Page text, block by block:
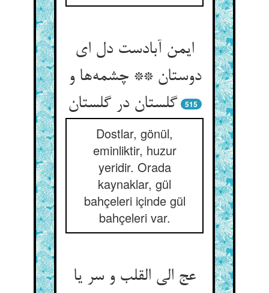
ایمن آبادست دل ای
دوستان ** چشمه‌ها و
گلستان در گلستان
515
Dostlar, gönül,
eminliktir, huzur
yeridir. Orada
kaynaklar, gül
bahçeleri içinde gül
bahçeleri var.
عج الی القلب و سر یا